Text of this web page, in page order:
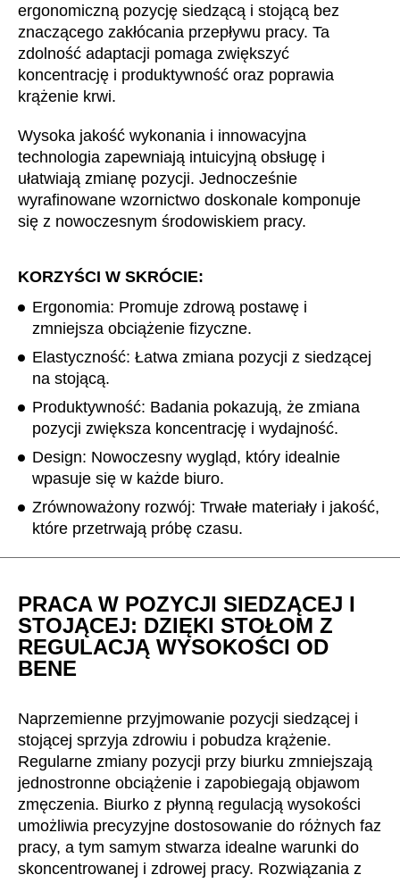
ergonomiczną pozycję siedzącą i stojącą bez
znaczącego zakłócania przepływu pracy. Ta
zdolność adaptacji pomaga zwiększyć
koncentrację i produktywność oraz poprawia
krążenie krwi.
Wysoka jakość wykonania i innowacyjna
technologia zapewniają intuicyjną obsługę i
ułatwiają zmianę pozycji. Jednocześnie
wyrafinowane wzornictwo doskonale komponuje
się z nowoczesnym środowiskiem pracy.
KORZYŚCI W SKRÓCIE:
Ergonomia: Promuje zdrową postawę i
zmniejsza obciążenie fizyczne.
Elastyczność: Łatwa zmiana pozycji z siedzącej
na stojącą.
Produktywność: Badania pokazują, że zmiana
pozycji zwiększa koncentrację i wydajność.
Design: Nowoczesny wygląd, który idealnie
wpasuje się w każde biuro.
Zrównoważony rozwój: Trwałe materiały i jakość,
które przetrwają próbę czasu.
PRACA W POZYCJI SIEDZĄCEJ I
STOJĄCEJ: DZIĘKI STOŁOM Z
REGULACJĄ WYSOKOŚCI OD
BENE
Naprzemienne przyjmowanie pozycji siedzącej i
stojącej sprzyja zdrowiu i pobudza krążenie.
Regularne zmiany pozycji przy biurku zmniejszają
jednostronne obciążenie i zapobiegają objawom
zmęczenia. Biurko z płynną regulacją wysokości
umożliwia precyzyjne dostosowanie do różnych faz
pracy, a tym samym stwarza idealne warunki do
skoncentrowanej i zdrowej pracy. Rozwiązania z